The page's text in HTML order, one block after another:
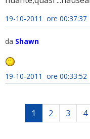
19-10-2011 ore 00:37:37
da Shawn
19-10-2011 ore 00:33:52
1 2 3 4